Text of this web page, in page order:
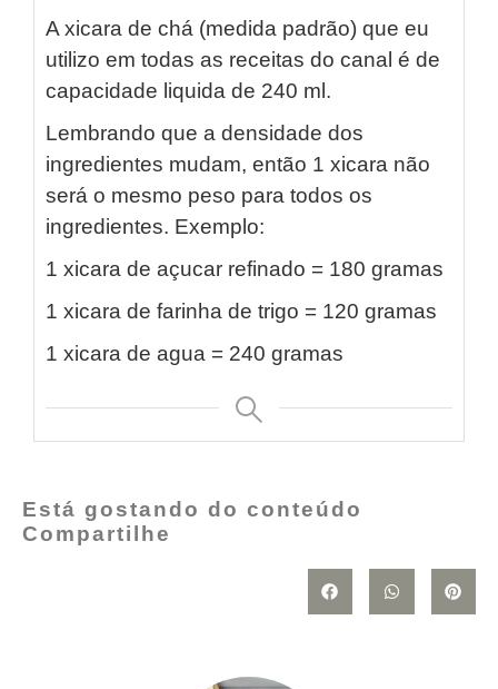
A xicara de chá (medida padrão) que eu
utilizo em todas as receitas do canal é de
capacidade liquida de 240 ml.
Lembrando que a densidade dos
ingredientes mudam, então 1 xicara não
será o mesmo peso para todos os
ingredientes. Exemplo:
1 xicara de açucar refinado = 180 gramas
1 xicara de farinha de trigo = 120 gramas
1 xicara de agua = 240 gramas
Está gostando do conteúdo
Compartilhe